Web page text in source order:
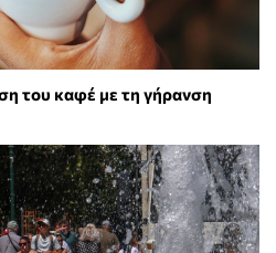
του καφέ με τη γήρανση